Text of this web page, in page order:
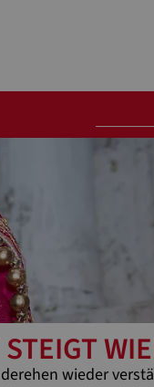
wieder